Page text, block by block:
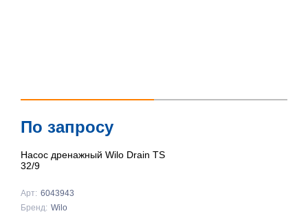
По запросу
Насос дренажный Wilo Drain TS
32/9
Арт: 6043943
Бренд: Wilo